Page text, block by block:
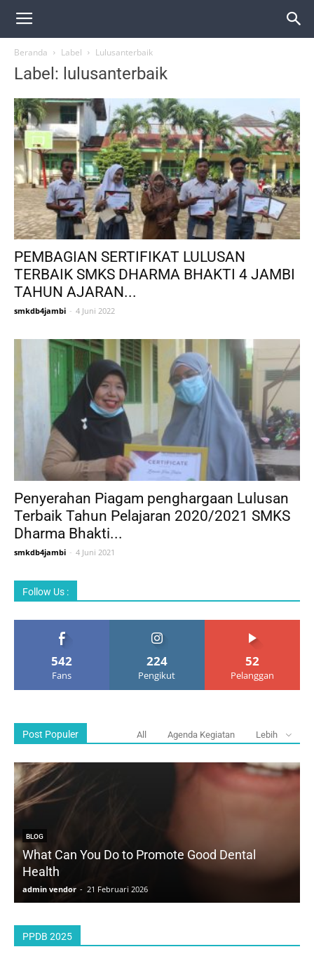
Beranda Label Lulusanterbaik
Label: lulusanterbaik
PEMBAGIAN SERTIFIKAT LULUSAN
TERBAIK SMKS DHARMA BHAKTI 4 JAMBI
TAHUN AJARAN...
smkdb4jambi - 4 Juni 2022
Penyerahan Piagam penghargaan Lulusan
Terbaik Tahun Pelajaran 2020/2021 SMKS
Dharma Bhakti...
smkdb4jambi - 4 Juni 2021
Follow Us :
542
Fans
224
Pengikut
52
Pelanggan
Post Populer All Agenda Kegiatan Lebih
BLOG
What Can You Do to Promote Good Dental
Health
admin vendor - 21 Februari 2026
PPDB 2025